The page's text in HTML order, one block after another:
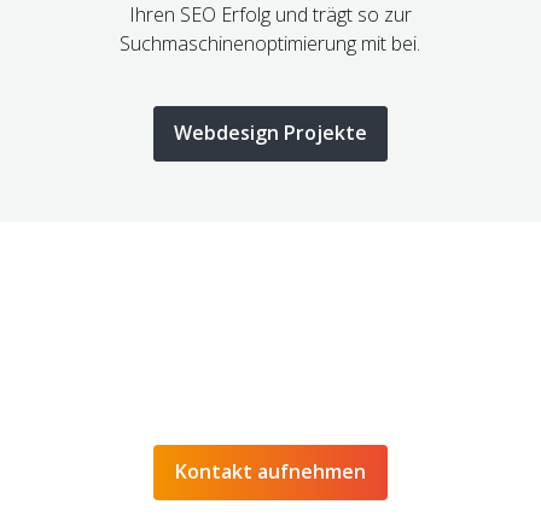
Ihren SEO Erfolg und trägt so zur
Suchmaschinenoptimierung mit bei.